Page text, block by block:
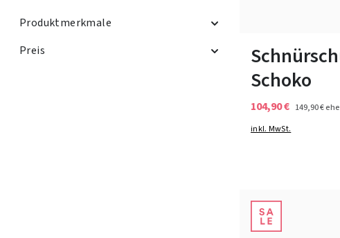
Produktmerkmale
Preis
Schoko
104,90 € 149,90 €
inkl. MwSt.